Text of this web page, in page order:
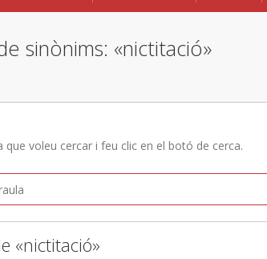
sinònims: «nictitació»
que voleu cercar i feu clic en el botó de cerca.
«nictitació»